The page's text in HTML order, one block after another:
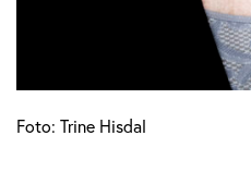
Foto: Trine Hisdal